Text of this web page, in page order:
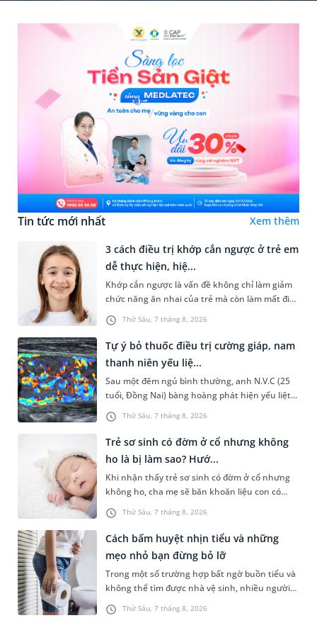
Tin tức mới nhất Xem thêm
Thứ Sáu, 7 tháng 8, 2026
3 cách điều trị khớp cắn ngược ở trẻ em
dễ thực hiện, hiệ...
Khớp cắn ngược là vấn đề không chỉ làm giảm
chức năng ăn nhai của trẻ mà còn làm mất đi
sự cân đối của khuôn mặt. Do đó, cần khắc
phục sớm tình trạng này để...
Thứ Sáu, 7 tháng 8, 2026
Tự ý bỏ thuốc điều trị cường giáp, nam
thanh niên yếu liệ...
Sau một đêm ngủ bình thường, anh N.V.C (25
tuổi, Đồng Nai) bàng hoàng phát hiện yếu liệt 2
chân, không thể vận động đi lại được. Kết quả
thăm khám tại Phòng...
Thứ Sáu, 7 tháng 8, 2026
Trẻ sơ sinh có đờm ở cổ nhưng không
ho là bị làm sao? Hướ...
Khi nhận thấy trẻ sơ sinh có đờm ở cổ nhưng
không ho, cha mẹ sẽ băn khoăn liệu con có
đang mắc bệnh đường hô hấp hay không.
Những chia sẻ dưới đây sẽ giúp ch...
Thứ Sáu, 7 tháng 8, 2026
Cách bấm huyệt nhịn tiểu và những
mẹo nhỏ bạn đừng bỏ lỡ
Trong một số trường hợp bất ngờ buồn tiểu và
không thể tìm được nhà vệ sinh, nhiều người
đã áp dụng phương pháp bấm huyệt nhịn tiểu.
Vậy cách bấm huyệt nhịn...